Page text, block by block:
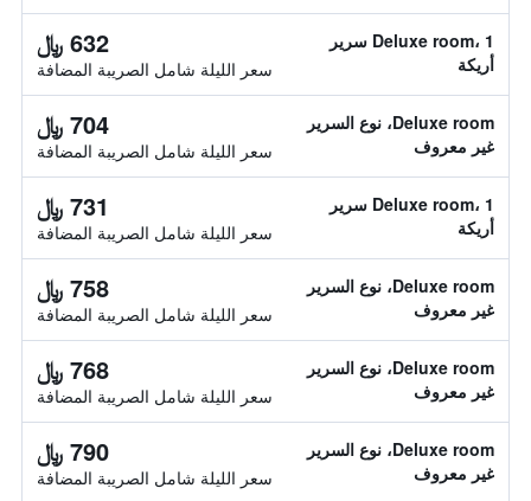
Deluxe room، 1 سرير
أريكة
632 ﷼
سعر الليلة شامل الصريبة المضافة
Deluxe room، نوع السرير
غير معروف
704 ﷼
سعر الليلة شامل الصريبة المضافة
Deluxe room، 1 سرير
أريكة
731 ﷼
سعر الليلة شامل الصريبة المضافة
Deluxe room، نوع السرير
غير معروف
758 ﷼
سعر الليلة شامل الصريبة المضافة
Deluxe room، نوع السرير
غير معروف
768 ﷼
سعر الليلة شامل الصريبة المضافة
Deluxe room، نوع السرير
غير معروف
790 ﷼
سعر الليلة شامل الصريبة المضافة